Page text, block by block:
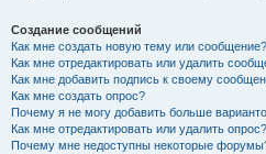
Создание сообщений
Как мне создать новую тему или сообщение?
Как мне отредактировать или удалить
Как мне добавить подпись к своему
Как мне создать опрос?
Почему я не могу добавить больше
Как мне отредактировать или удалить опрос?
Почему мне недоступны некоторые